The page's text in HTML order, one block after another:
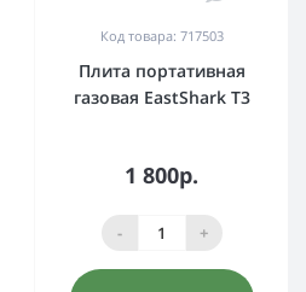
Код товара: 717503
Плита портативная
газовая EastShark T3
1 800р.
- +